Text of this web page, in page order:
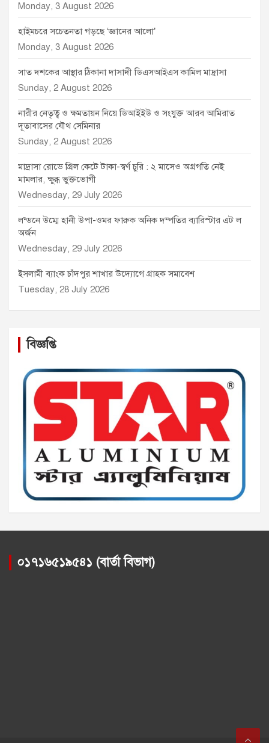
Monday, 3 August 2026
হাইমচরে সচেতনতা গড়ছে ‘জ্ঞানের আলো’
Monday, 3 August 2026
সাত দশকের আস্থার ঠিকানা দাসাদী ডিএসআইএস কামিল মাদ্রাসা
Sunday, 2 August 2026
নারীর নেতৃত্ব ও ক্ষমতায়ন নিয়ে ডিআইইউ ও সংযুক্ত আরব আমিরাত
দূতাবাসের যৌথ সেমিনার
Sunday, 2 August 2026
মাদ্রাসা রোডে গ্রিল কেটে টাকা-স্বর্ণ চুরি : ২ মাসেও অগ্রগতি নেই
মামলার, ক্ষুব্ধ ভুক্তভোগী
Wednesday, 29 July 2026
লন্ডনে উম্মে হানী উপা-ওমর ফারুক অনিক দম্পতির ব্যারিস্টার এট ল
অর্জন
Wednesday, 29 July 2026
ইসলামী ব্যাংক চাঁদপুর শাখার উদ্যোগে গ্রাহক সমাবেশ
Tuesday, 28 July 2026
বিজ্ঞপ্তি
০১৭১৬৫১৯৫৪১ (বার্তা বিভাগ)